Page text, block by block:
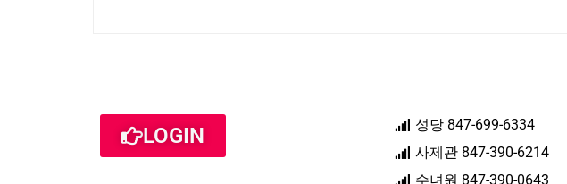
LOGIN
성당 847-699-6334
사제관 847-390-6214
수녀원 847-390-0643